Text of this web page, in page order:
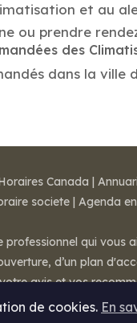
et au
ou prendre
des
dans la
de cookies. En
Canada |
societe | Agenda
qui vous
d’un plan
avis et vos